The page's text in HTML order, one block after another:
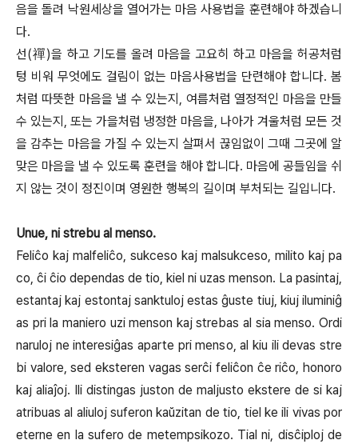
음을 돌려 낙원세상을 열어가는 마음 사용법을 훈련해야 하겠습니
다.
선(禪)을 하고 기도를 올려 마음을 고요히 하고 마음을 허공처럼
텅 비워 무엇에도 걸림이 없는 마음사용법을 단련해야 합니다. 봄
처럼 따뜻한 마음을 낼 수 있는지, 여름처럼 열정적인 마음을 만들
수 있는지, 또는 가을처럼 냉정한 마음을, 나아가 겨울처럼 모든 것
을 감추는 마음을 가질 수 있는지 살펴서 끊임없이 그때 그곳에 알
맞은 마음을 낼 수 있도록 훈련을 해야 합니다. 마음에 공들임을 쉬
지 않는 것이 정진이며 영원한 행복의 길이며 부처되는 길입니다.
Unue, ni strebu al menso.
Feliĉo kaj malfeliĉo, sukceso kaj malsukceso, milito kaj pa
co, ĉi ĉio dependas de tio, kiel ni uzas menson. La pasintaj,
estantaj kaj estontaj sanktuloj estas ĝuste tiuj, kiuj iluminiĝ
as pri la maniero uzi menson kaj strebas al sia menso. Ordi
naruloj ne interesiĝas aparte pri menso, al kiu ili devas stre
bi valore, sed eksteren vagas serĉi feliĉon ĉe riĉo, honoro
kaj aliaĵoj. Ili distingas juston de maljusto ekstere de si kaj
atribuas al aliuloj suferon kaŭzitan de tio, tiel ke ili vivas por
eterne en la sufero de metempsikozo. Tial ni, disĉiploj de